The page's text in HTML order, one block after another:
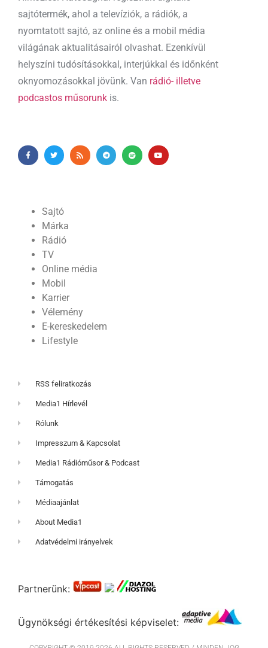
sajtótermék, ahol a televíziók, a rádiók, a
nyomtatott sajtó, az online és a mobil média
világának aktualitásairól olvashat. Ezenkívül
helyszíni tudósításokkal, interjúkkal és időnként
oknyomozásokkal jövünk. Van rádió- illetve
podcastos műsorunk is.
Sajtó
Márka
Rádió
TV
Online média
Mobil
Karrier
Vélemény
E-kereskedelem
Lifestyle
RSS feliratkozás
Media1 Hírlevél
Rólunk
Impresszum & Kapcsolat
Media1 Rádióműsor & Podcast
Támogatás
Médiaajánlat
About Media1
Adatvédelmi irányelvek
Partnerünk:
Ügynökségi értékesítési képviselet: